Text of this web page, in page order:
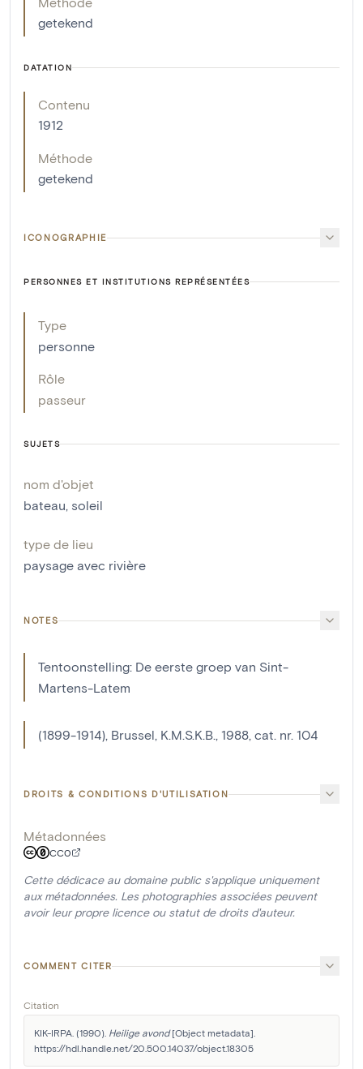
getekend
DATATION
Contenu
1912
Méthode
getekend
ICONOGRAPHIE
PERSONNES ET INSTITUTIONS REPRÉSENTÉES
Type
personne
Rôle
passeur
SUJETS
nom d'objet
bateau, soleil
type de lieu
paysage avec rivière
NOTES
Tentoonstelling: De eerste groep van Sint-
Martens-Latem
(1899-1914), Brussel, K.M.S.K.B., 1988, cat. nr. 104
DROITS & CONDITIONS D'UTILISATION
Métadonnées
CC0
Cette dédicace au domaine public s'applique uniquement
aux métadonnées. Les photographies associées peuvent
avoir leur propre licence ou statut de droits d'auteur.
COMMENT CITER
Citation
KIK-IRPA. (1990). Heilige avond [Object metadata].
https://hdl.handle.net/20.500.14037/object.18305